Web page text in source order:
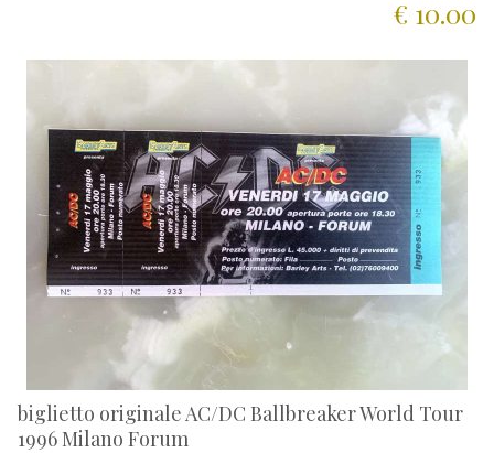
€ 10.00
biglietto originale AC/DC Ballbreaker World Tour
1996 Milano Forum